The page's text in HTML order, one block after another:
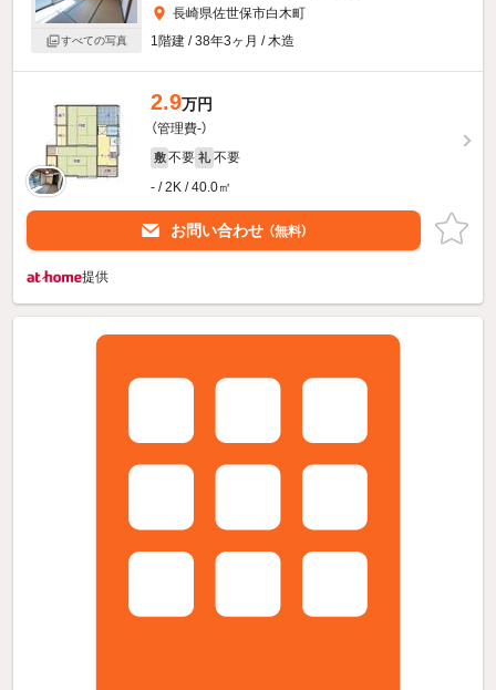
すべての写真
長崎県佐世保市白木町
1階建 / 38年3ヶ月 / 木造
2.9万円
（管理費-）
敷 不要 礼 不要
- / 2K / 40.0㎡
お問い合わせ （無料）
提供